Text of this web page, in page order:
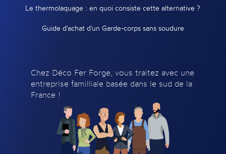
Le thermolaquage : en quoi consiste cette alternative ?
Guide d'achat d'un Garde-corps sans soudure
Chez Déco Fer Forge, vous traitez avec une
entreprise familliale basée dans le sud de la
France !